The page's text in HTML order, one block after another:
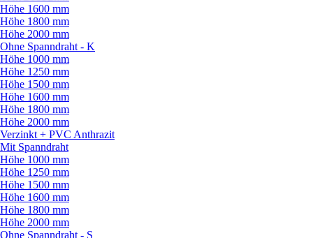
Höhe 1600 mm
Höhe 1800 mm
Höhe 2000 mm
Ohne Spanndraht - K
Höhe 1000 mm
Höhe 1250 mm
Höhe 1500 mm
Höhe 1600 mm
Höhe 1800 mm
Höhe 2000 mm
Verzinkt + PVC Anthrazit
Mit Spanndraht
Höhe 1000 mm
Höhe 1250 mm
Höhe 1500 mm
Höhe 1600 mm
Höhe 1800 mm
Höhe 2000 mm
Ohne Spanndraht - S